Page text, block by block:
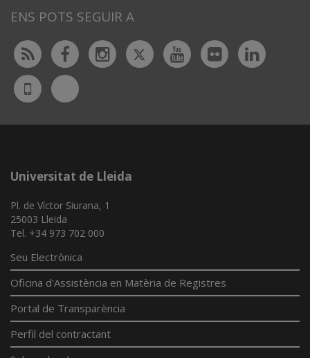
ENS POTS SEGUIR A
Rss FacebookInstagram
TwitterYoutubeFlickr
UdL
App
Bluesky
Universitat de Lleida
Pl. de Víctor Siurana, 1
25003 Lleida
Tel. +34 973 702 000
Seu Electrònica
Oficina d'Assistència en Matèria de Registres
Portal de Transparència
Perfil del contractant